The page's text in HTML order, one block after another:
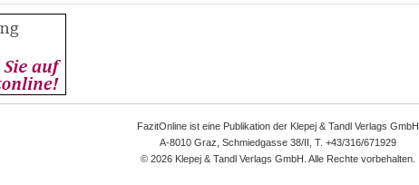
FazitOnline ist eine Publikation der Klepej & Tandl Verlags GmbH
A-8010 Graz, Schmiedgasse 38/II, T. +43/316/671929
© 2026 Klepej & Tandl Verlags GmbH. Alle Rechte vorbehalten.